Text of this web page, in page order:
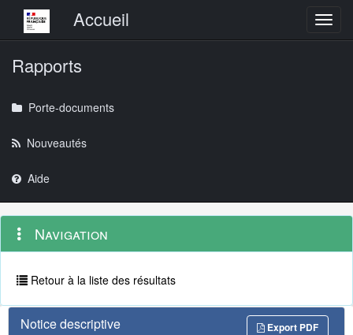
Menu principalAccueil
Rapports
Porte-documents
Nouveautés
Aide
Navigation
outils
Menu
contextuel
Navigation
Retour à la liste des résultats
Notice descriptive Export PDF